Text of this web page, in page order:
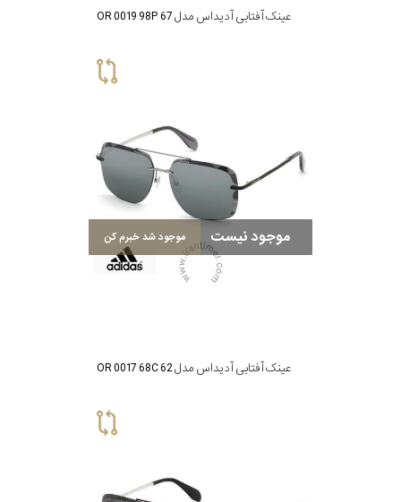
عینک آفتابی آدیداس مدل OR 0019 98P 67
موجود نیست موجود شد خبرم کن
عینک آفتابی آدیداس مدل OR 0017 68C 62